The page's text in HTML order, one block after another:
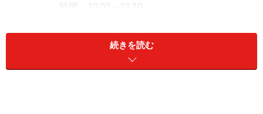
時間：10:00～13:30
会費：32,550円（税込・三回分)
（電話：03-5464-8088、
ル）
続きを読む